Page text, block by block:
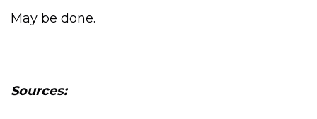
May be done.
Sources: